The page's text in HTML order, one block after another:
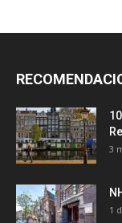
3
1